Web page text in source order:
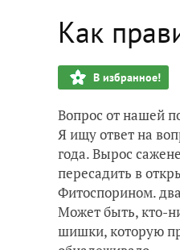
Как
В избранное!
Вопрос от нашей
Я ищу ответ на
года. Вырос
пересадить в
Фитоспорином.
Может быть, кто-
шишки, которую